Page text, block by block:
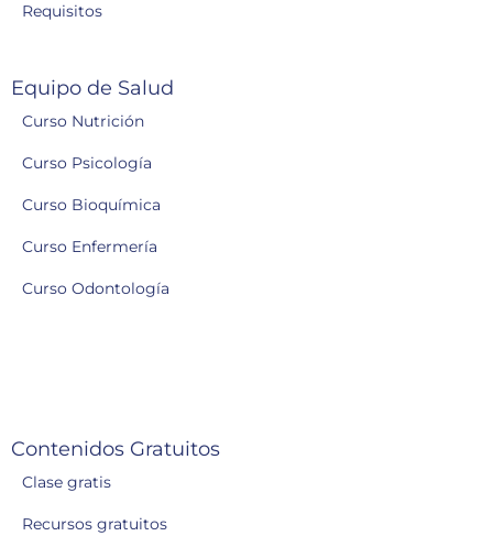
Requisitos
Equipo de Salud
Curso Nutrición
Curso Psicología
Curso Bioquímica
Curso Enfermería
Curso Odontología
Contenidos Gratuitos
Clase gratis
Recursos gratuitos